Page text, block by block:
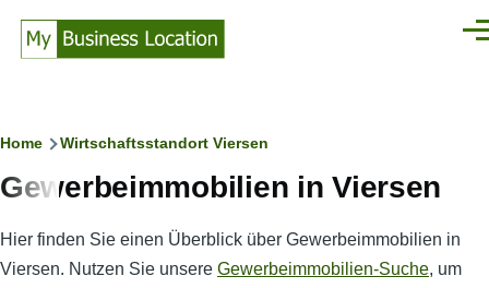
Pfadnavigation
Home Wirtschaftsstandort Viersen
Gewerbeimmobilien in Viersen
Hier finden Sie einen Überblick über Gewerbeimmobilien in
Viersen. Nutzen Sie unsere Gewerbeimmobilien-Suche, um